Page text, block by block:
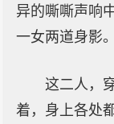
异的嘶嘶声响
一女两道身影。
这二人，
着，身上各处